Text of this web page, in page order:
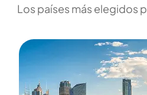
Los países más elegidos